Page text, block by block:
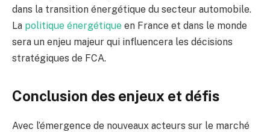
dans la transition énergétique du secteur automobile.
La politique énergétique en France et dans le monde
sera un enjeu majeur qui influencera les décisions
stratégiques de FCA.
Conclusion des enjeux et défis
Avec l’émergence de nouveaux acteurs sur le marché